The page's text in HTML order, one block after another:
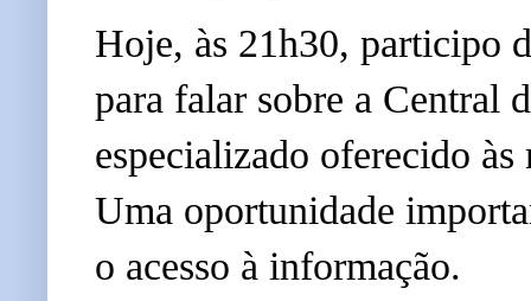
Hoje, às 21h30, participo
para falar sobre a Central
especializado oferecido
Uma oportunidade
o acesso à informação.